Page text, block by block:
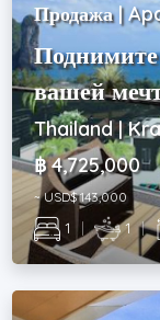
Продажа |
вашей
Thailand |
฿ 4,725,000
~ USD$ 143,000
1 | 1 |